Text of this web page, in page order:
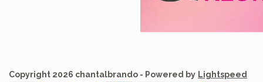
Copyright 2026 chantalbrando - Powered by Lightspeed